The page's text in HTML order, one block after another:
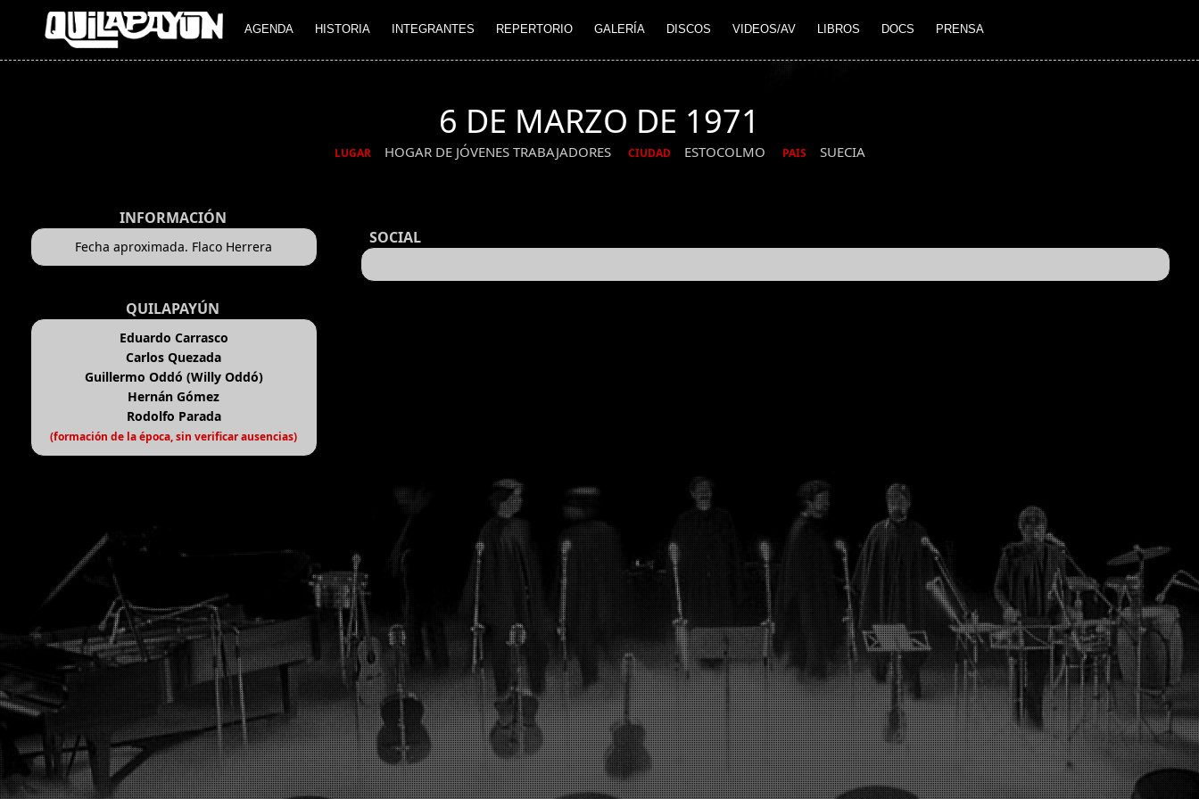
AGENDA HISTORIA INTEGRANTES REPERTORIO GALERÍA DISCOS VIDEOS/AV LIBROS DOCS PRENSA
6 DE MARZO DE 1971
LUGAR HOGAR DE JÓVENES TRABAJADORES CIUDAD ESTOCOLMO PAIS SUECIA
INFORMACIÓN
Fecha aproximada. Flaco Herrera
QUILAPAYÚN
Eduardo Carrasco
Carlos Quezada
Guillermo Oddó (Willy Oddó)
Hernán Gómez
Rodolfo Parada
(formación de la época, sin verificar ausencias)
SOCIAL